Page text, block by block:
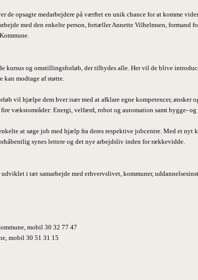
de opsagte medarbejdere på værftet en unik chance for at komme
med den enkelte person, fortæller Annette Vilhelmsen, formand
kursus og omstillingsforløb, der tilbydes alle. Her vil de blive
kan modtage af støtte.
vil hjælpe dem hver især med at afklare egne kompetencer, ønsker
vækstområder: Energi, velfærd, robot og automation samt bygge-
at søge job med hjælp fra deres respektive jobcentre. Med et nyt
synes lettere og det nye arbejdsliv inden for rækkevidde.
i tæt samarbejde med erhvervslivet, kommuner,
mobil 30 32 77 47
mobil 30 51 31 15